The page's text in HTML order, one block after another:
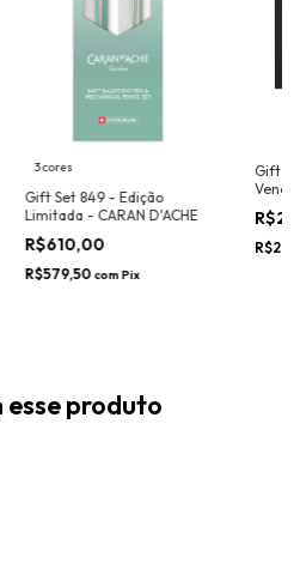
3 cores
Gift Set 849 - Edição
Limitada - CARAN D'ACHE
R$610,00
R$579,50 com Pix
Gift
produto